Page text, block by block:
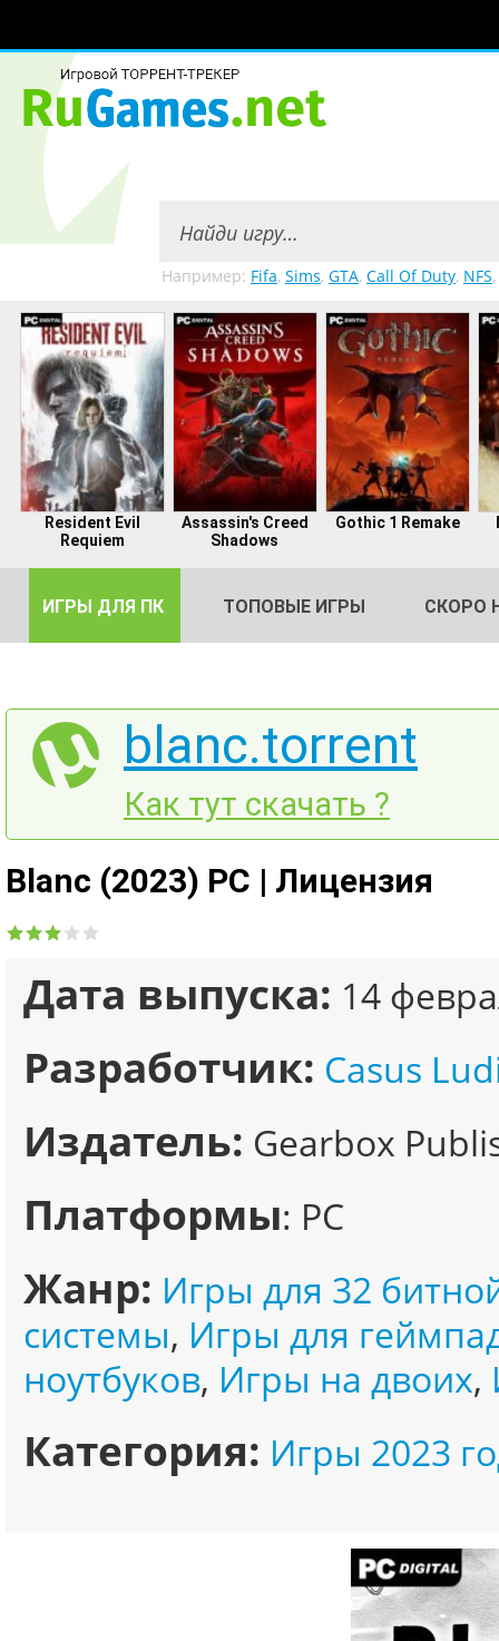
Например: Fifa, Sims, GTA, Call Of Duty, NFS,
Resident Evil
Requiem
Assassin's Creed
Shadows
Gothic 1 Remake
ИГРЫ ДЛЯ ПК ТОПОВЫЕ ИГРЫ СКОРО
blanc.torrent
Как тут скачать ?
Blanc (2023) PC | Лицензия
Дата выпуска: 14
Разработчик: Casus
Издатель: Gearbox
Платформы: PC
Жанр: Игры для 32
системы, Игры для
ноутбуков, Игры на двоих,
Категория: Игры 2023